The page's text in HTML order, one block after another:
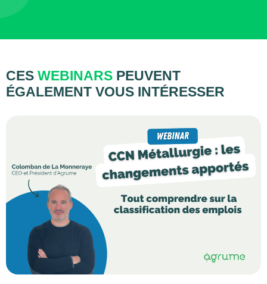
CES WEBINARS PEUVENT
ÉGALEMENT VOUS INTÉRESSER